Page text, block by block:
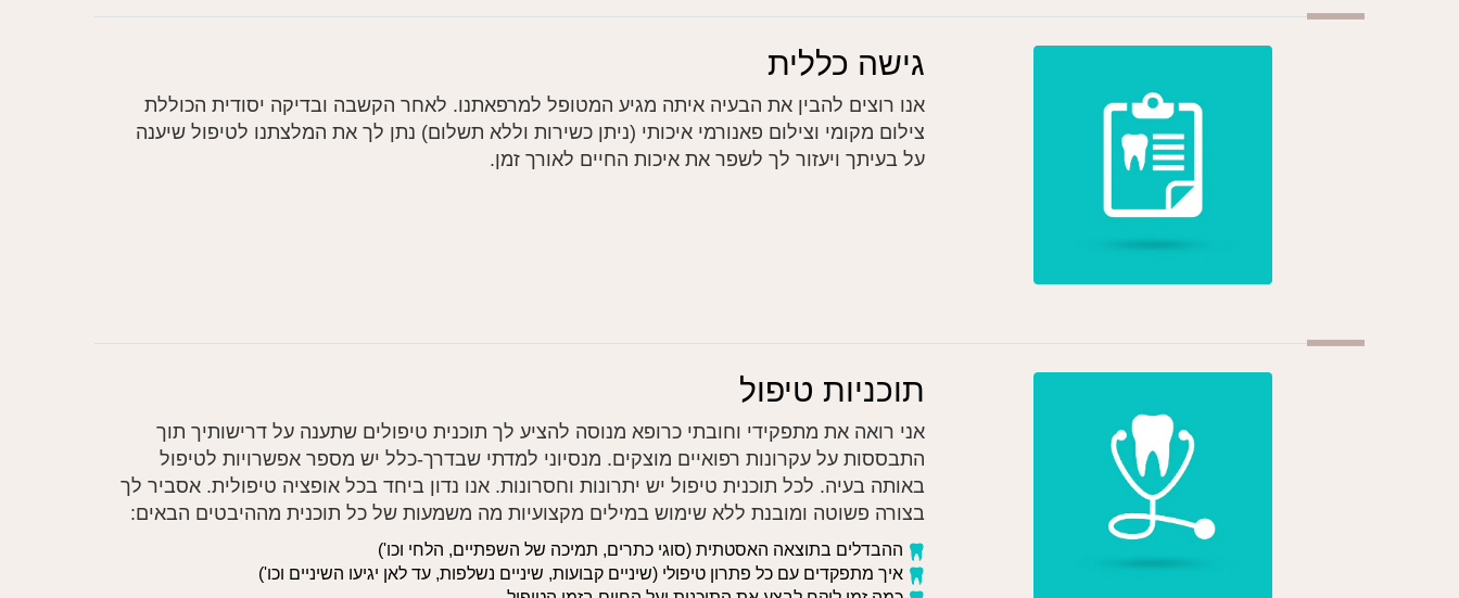
גישה כללית
אנו רוצים להבין את הבעיה איתה מגיע המטופל למרפאתנו. לאחר הקשבה ובדיקה יסודית הכוללת
צילום מקומי וצילום פאנורמי איכותי (ניתן כשירות וללא תשלום) נתן לך את המלצתנו לטיפול שיענה
על בעיתך ויעזור לך לשפר את איכות החיים לאורך זמן.
תוכניות טיפול
אני רואה את מתפקידי וחובתי כרופא מנוסה להציע לך תוכנית טיפולים שתענה על דרישותיך תוך
התבססות על עקרונות רפואיים מוצקים. מנסיוני למדתי שבדרך-כלל יש מספר אפשרויות לטיפול
באותה בעיה. לכל תוכנית טיפול יש יתרונות וחסרונות. אנו נדון ביחד בכל אופציה טיפולית. אסביר לך
בצורה פשוטה ומובנת ללא שימוש במילים מקצועיות מה משמעות של כל תוכנית מההיבטים הבאים:
ההבדלים בתוצאה האסטתית (סוגי כתרים, תמיכה של השפתיים, הלחי וכו')
איך מתפקדים עם כל פתרון טיפולי (שיניים קבועות, שיניים נשלפות, עד לאן יגיעו השיניים וכו')